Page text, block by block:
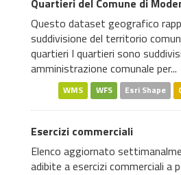
Quartieri del Comune di
Questo dataset geografico
suddivisione del territorio
quartieri I quartieri sono
amministrazione comunale per...
WMS WFS Esri Shape
Esercizi commerciali
Elenco aggiornato
adibite a esercizi commerciali a